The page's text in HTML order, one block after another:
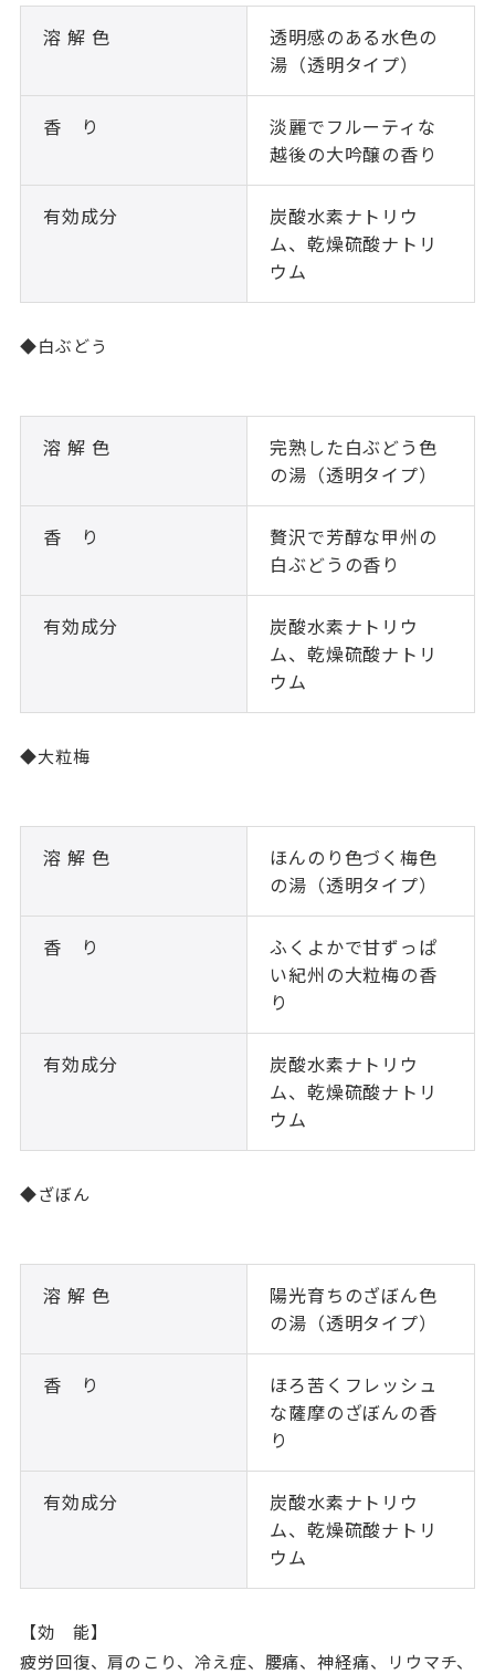
溶 解 色
透明感のある水色の
湯（透明タイプ）
香 り
淡麗でフルーティな
越後の大吟醸の香り
有効成分
炭酸水素ナトリウ
ム、乾燥硫酸ナトリ
ウム
◆白ぶどう
溶 解 色
完熟した白ぶどう色
の湯（透明タイプ）
香 り
贅沢で芳醇な甲州の
白ぶどうの香り
有効成分
炭酸水素ナトリウ
ム、乾燥硫酸ナトリ
ウム
◆大粒梅
溶 解 色
ほんのり色づく梅色
の湯（透明タイプ）
香 り
ふくよかで甘ずっぱ
い紀州の大粒梅の香
り
有効成分
炭酸水素ナトリウ
ム、乾燥硫酸ナトリ
ウム
◆ざぼん
溶 解 色
陽光育ちのざぼん色
の湯（透明タイプ）
香 り
ほろ苦くフレッシュ
な薩摩のざぼんの香
り
有効成分
炭酸水素ナトリウ
ム、乾燥硫酸ナトリ
ウム
【効 能】
疲労回復、肩のこり、冷え症、腰痛、神経痛、リウマチ、